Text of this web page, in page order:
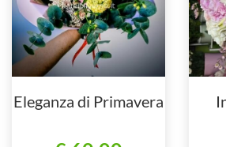
Eleganza di Primavera